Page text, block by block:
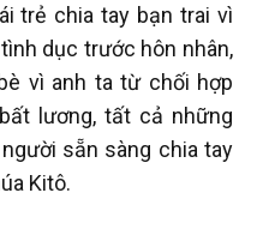
trẻ chia tay bạn trai vì
dục trước hôn nhân,
vì anh ta từ chối hợp
lương, tất cả những
sẵn sàng chia tay
Kitô.